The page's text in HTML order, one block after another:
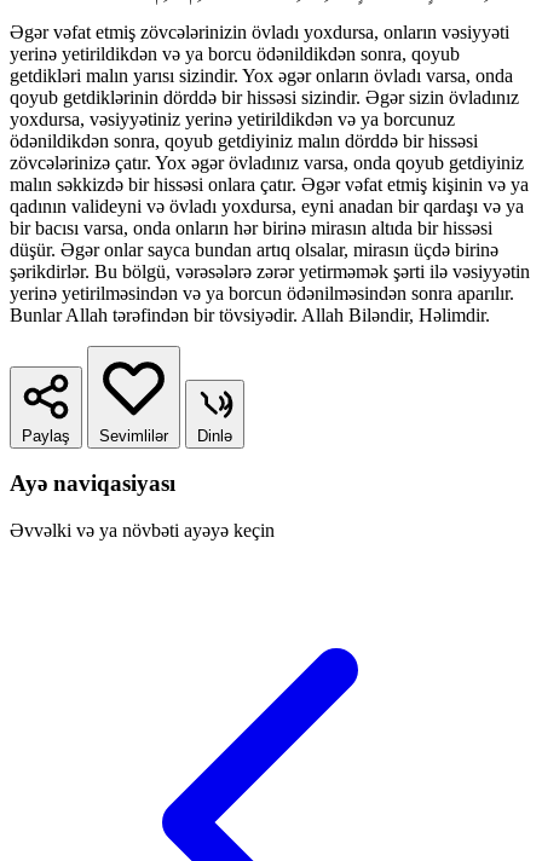
Əgər vəfat etmiş zövcələrinizin övladı yoxdursa, onların vəsiyyəti
yerinə yetirildikdən və ya borcu ödənildikdən sonra, qoyub
getdikləri malın yarısı sizindir. Yox əgər onların övladı varsa, onda
qoyub getdiklərinin dörddə bir hissəsi sizindir. Əgər sizin övladınız
yoxdursa, vəsiyyətiniz yerinə yetirildikdən və ya borcunuz
ödənildikdən sonra, qoyub getdiyiniz malın dörddə bir hissəsi
zövcələrinizə çatır. Yox əgər övladınız varsa, onda qoyub getdiyiniz
malın səkkizdə bir hissəsi onlara çatır. Əgər vəfat etmiş kişinin və ya
qadının valideyni və övladı yoxdursa, eyni anadan bir qardaşı və ya
bir bacısı varsa, onda onların hər birinə mirasın altıda bir hissəsi
düşür. Əgər onlar sayca bundan artıq olsalar, mirasın üçdə birinə
şərikdirlər. Bu bölgü, vərəsələrə zərər yetirməmək şərti ilə vəsiyyətin
yerinə yetirilməsindən və ya borcun ödənilməsindən sonra aparılır.
Bunlar Allah tərəfindən bir tövsiyədir. Allah Biləndir, Həlimdir.
Paylaş Sevimlilər Dinlə
Ayə naviqasiyası
Əvvəlki və ya növbəti ayəyə keçin